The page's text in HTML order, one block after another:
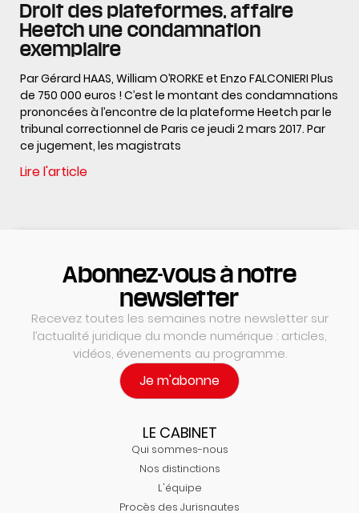
Droit des plateformes, affaire
Heetch une condamnation
exemplaire
Par Gérard HAAS, William O’RORKE et Enzo FALCONIERI Plus
de 750 000 euros ! C’est le montant des condamnations
prononcées à l’encontre de la plateforme Heetch par le
tribunal correctionnel de Paris ce jeudi 2 mars 2017. Par
ce jugement, les magistrats
Lire l'article
Abonnez-vous à notre
newsletter
Recevez toutes les semaines notre newsletter sur
l’actualité juridique du monde numérique : articles,
vidéos, évenements au programme.
Je m'abonne
LE CABINET
Qui sommes-nous
Nos distinctions
L'équipe
Procès des Jurisnautes